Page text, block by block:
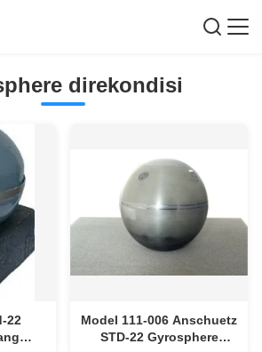
direkondisi
22
Model 111-006 Anschuetz
STD-22 Gyrosphere